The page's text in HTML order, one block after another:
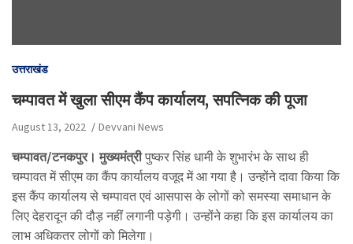
उत्तराखंड
चम्पावत में खुला सीएम कैंप कार्यालय, सपत्निक की पूजा
August 13, 2022 Devvani News
चम्पावत/टनकपुर। मुख्यमंत्रीपुष्कर सिंह धामी के शुभारंभ के साथ ही
चम्पावत में सीएम का कैंप कार्यालय वजूद में आ गया है। उन्होंने दावा किया कि
इस कैंप कार्यालय से चम्पावत एवं आसपास के लोगों को समस्या समाधान के
लिए देहरादून की दौड़ नहीं लगानी पड़ेगी। उन्होंने कहा कि इस कार्यालय का
लाभ अधिकतर लोगों को मिलेगा।